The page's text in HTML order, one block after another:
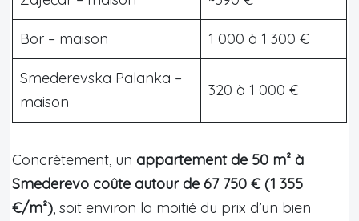
Bor – maison 1 000 à 1 300 €
Smederevska Palanka –
maison
320 à 1 000 €
Concrètement, un appartement de 50 m² à
Smederevo coûte autour de 67 750 € (1 355
€/m²), soit environ la moitié du prix d’un bien